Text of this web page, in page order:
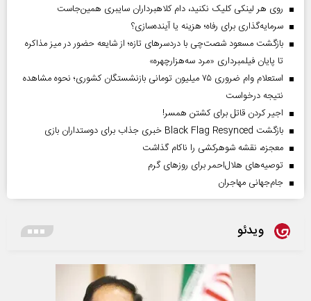
روی هر لینکی کلیک نکنید، دام کلاهبرداران سایبری همین‌جاست
سرمایه‌گذاری برای رفاه؛ هزینه یا آینده‌سازی؟
بازگشت مسعود شصت‌چی با دردسر‌های تازه؛ از شایعه حضور در میز مذاکره
تا پایان فیلمبرداری «مرد سه‌هزارچهره»
استعلام وام ضروری ۷۵ میلیون تومانی بازنشستگان کشوری؛ نحوه مشاهده
نتیجه درخواست
اجیر کردن قاتل برای کشتن همسر!
بازگشت Black Flag Resynced خبری جذاب برای دوستداران بازی
معجزه، نقشه شوهرکشی را ناکام گذاشت
توصیه‌های هلال‌احمر برای روز‌های گرم
جام‌جهانی مهاجران
ویدئو